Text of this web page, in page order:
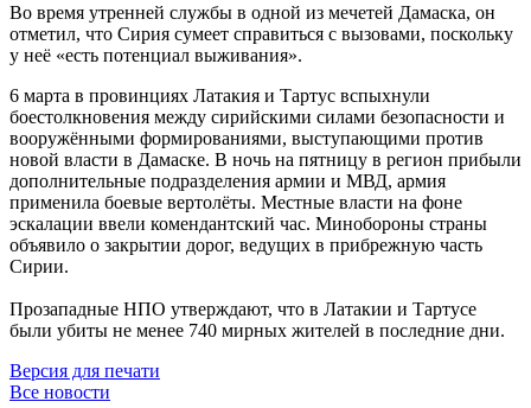
Во время утренней службы в одной из мечетей Дамаска, он
отметил, что Сирия сумеет справиться с вызовами, поскольку
у неё «есть потенциал выживания».
6 марта в провинциях Латакия и Тартус вспыхнули
боестолкновения между сирийскими силами безопасности и
вооружёнными формированиями, выступающими против
новой власти в Дамаске. В ночь на пятницу в регион прибыли
дополнительные подразделения армии и МВД, армия
применила боевые вертолёты. Местные власти на фоне
эскалации ввели комендантский час. Минобороны страны
объявило о закрытии дорог, ведущих в прибрежную часть
Сирии.
Прозападные НПО утверждают, что в Латакии и Тартусе
были убиты не менее 740 мирных жителей в последние дни.
Версия для печати
Все новости